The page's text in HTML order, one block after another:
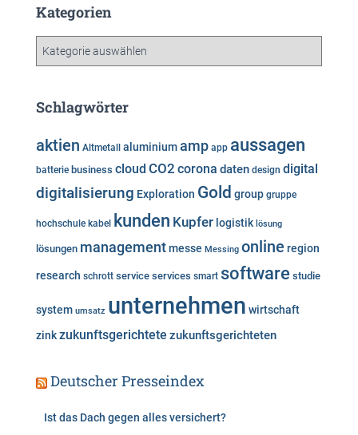
h
Kategorien
g
r
i
n
Schlagwörter
aktien Altmetall aluminiumamp app aussagen
batterie business cloud CO2 corona daten design digital
digitalisierung Exploration Gold group gruppe
hochschule kabel kunden Kupfer logistik lösung
lösungen managementmesse Messing online region
research schrott service services smart software studie
system umsatz unternehmen wirtschaft
zinkzukunftsgerichtete zukunftsgerichteten
Deutscher Presseindex
Ist das Dach gegen alles versichert?